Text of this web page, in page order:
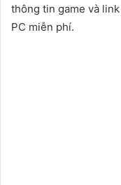
thông tin game và
PC miễn phí.